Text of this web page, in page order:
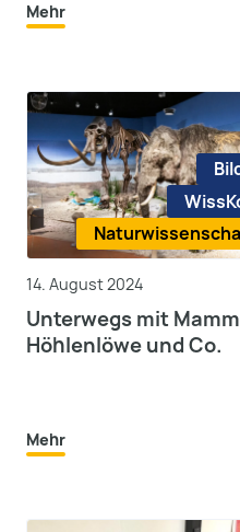
Mehr
14. August 2024
Unterwegs mit
Höhlenlöwe und Co.
Mehr